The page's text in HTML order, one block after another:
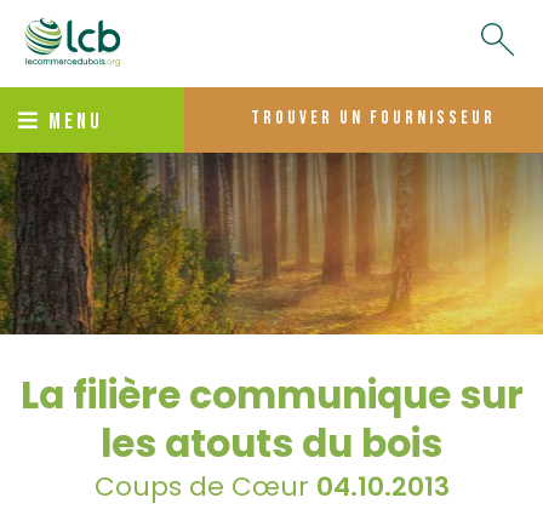
MENU trouver un fournisseur
La filière communique sur
les atouts du bois
Coups de Cœur 04.10.2013